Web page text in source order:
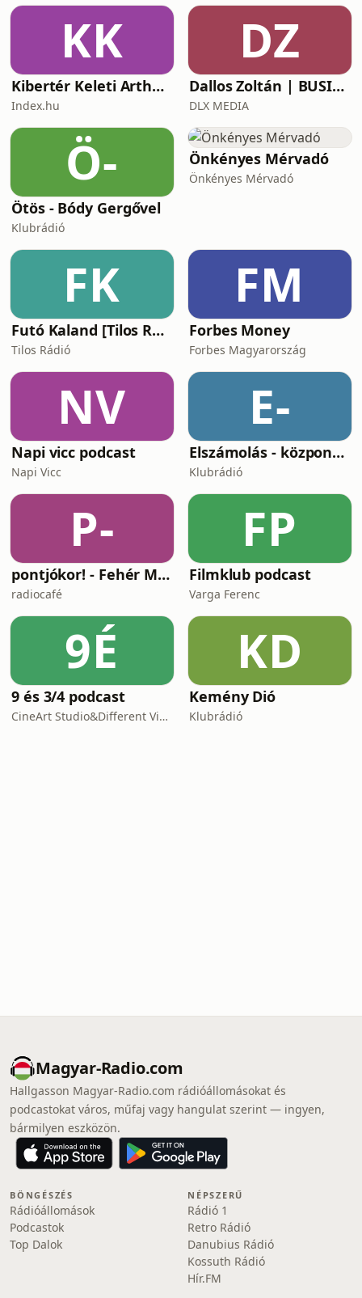
KK
Kibertér Keleti Arthurral
Index.hu
DZ
Dallos Zoltán | BUSINESS
DLX MEDIA
Ö-
Ötös - Bódy Gergővel
Klubrádió
Önkényes Mérvadó
Önkényes Mérvadó
FK
Futó Kaland [Tilos Rádió podcast]
Tilos Rádió
FM
Forbes Money
Forbes Magyarország
NV
Napi vicc podcast
Napi Vicc
E-
Elszámolás - központosítás, lojalitás és a függetlenség ára
Klubrádió
P-
pontjókor! - Fehér Mariannal
radiocafé
FP
Filmklub podcast
Varga Ferenc
9É
9 és 3/4 podcast
CineArt Studio&Different View Production
KD
Kemény Dió
Klubrádió
Magyar-Radio.com
Hallgasson Magyar-Radio.com rádióállomásokat és
podcastokat város, műfaj vagy hangulat szerint — ingyen,
bármilyen eszközön.
BÖNGÉSZÉS
Rádióállomások
Podcastok
Top Dalok
NÉPSZERŰ
Rádió 1
Retro Rádió
Danubius Rádió
Kossuth Rádió
Hír.FM